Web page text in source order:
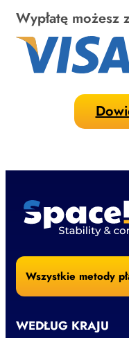
Wypłatę możesz
Wszystkie metody
WEDŁUG KRAJU